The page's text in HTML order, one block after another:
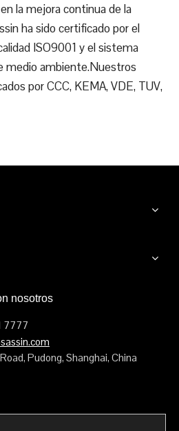
la mejora continua de la
ha sido certificado por el
ISO9001 y el sistema
medio ambiente.Nuestros
por CCC, KEMA, VDE, TUV,
nosotros
7777
Pudong, Shanghai, China